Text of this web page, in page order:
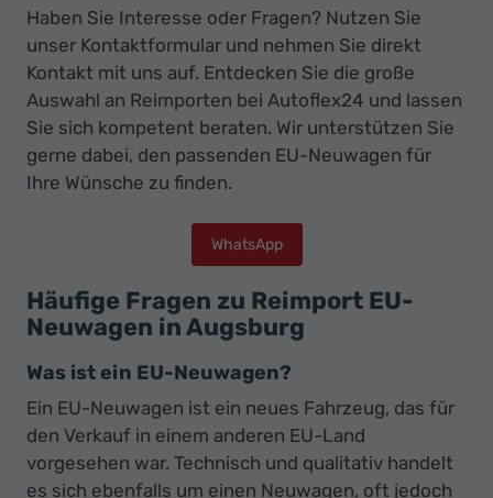
Haben Sie Interesse oder Fragen? Nutzen Sie
unser Kontaktformular und nehmen Sie direkt
Kontakt mit uns auf. Entdecken Sie die große
Auswahl an Reimporten bei Autoflex24 und lassen
Sie sich kompetent beraten. Wir unterstützen Sie
gerne dabei, den passenden EU-Neuwagen für
Ihre Wünsche zu finden.
WhatsApp
Häufige Fragen zu Reimport EU-
Neuwagen in Augsburg
Was ist ein EU-Neuwagen?
Ein EU-Neuwagen ist ein neues Fahrzeug, das für
den Verkauf in einem anderen EU-Land
vorgesehen war. Technisch und qualitativ handelt
es sich ebenfalls um einen Neuwagen, oft jedoch